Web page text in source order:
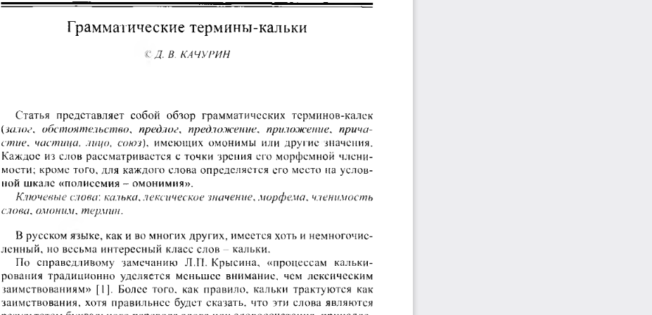
Грамматические термины-кальки
Г Д в.  КАЧУ РИН
Статья  представляет  собой  обзор  грамматических  терминов-калек
(залог,  обстоятельство,  предлог,  предложение,  приложение,  прича­
стие,  частица,  лицо,  союз),
  имеющих  омонимы  или  другие  значения.
Каждое  из  слов  рассматривается  с  точки  зрения  его  морфемной  члени-
мости;  кроме того, для  каждого  слова  определяется  его  место  на  услов­
ной  шкале  «полисемия -  омонимия».
Ключевые слова', калька, лексическое значение, морфема, членимость
слова, омоним, термин.
В русском языке, как и во многих других, имеется хоть и немногочис­
ленный,  но весьма  интересный  класс слов -  кальки.
По  справедливому  замечанию  Л.П.  Крысина,  «процессам
кальки­
рования  традиционно  уделяется  меньшее  внимание,  чем  лексическим
заимствованиям»  [1].  Болес  того,  как  правило,  кальки  трактуются  как
заимствования,  хотя  правильнее  будет  сказать,  что  эти  слова  являются